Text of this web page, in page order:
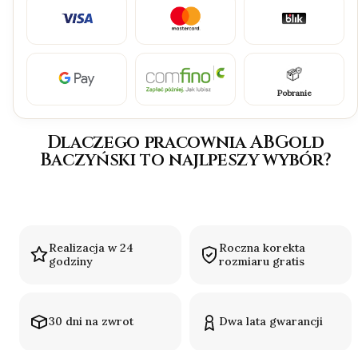
Pobranie
Dlaczego pracownia ABGold
Baczyński to najlpeszy wybór?
Realizacja w 24
godziny
Roczna korekta
rozmiaru gratis
30 dni na zwrot Dwa lata gwarancji